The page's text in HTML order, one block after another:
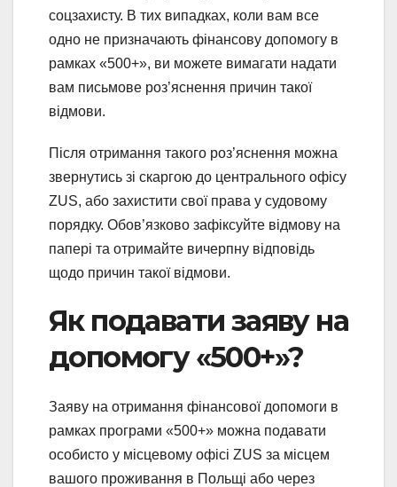
соцзахисту. В тих випадках, коли вам все
одно не призначають фінансову допомогу в
рамках «500+», ви можете вимагати надати
вам письмове роз’яснення причин такої
відмови.
Після отримання такого роз’яснення можна
звернутись зі скаргою до центрального офісу
ZUS, або захистити свої права у судовому
порядку. Обов’язково зафіксуйте відмову на
папері та отримайте вичерпну відповідь
щодо причин такої відмови.
Як подавати заяву на
допомогу «500+»?
Заяву на отримання фінансової допомоги в
рамках програми «500+» можна подавати
особисто у місцевому офісі ZUS за місцем
вашого проживання в Польщі або через